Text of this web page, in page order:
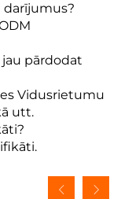
darījumus?
pārdodat
Vidusrietumu
utt.